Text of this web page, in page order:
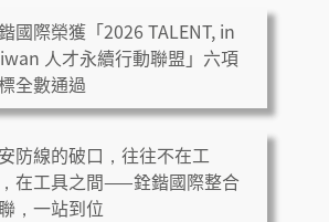
國際榮獲「2026 TALENT, in
人才永續行動聯盟」六項
全數通過
防線的破口，往往不在工
在工具之間——銓鍇國際整合
，一站到位